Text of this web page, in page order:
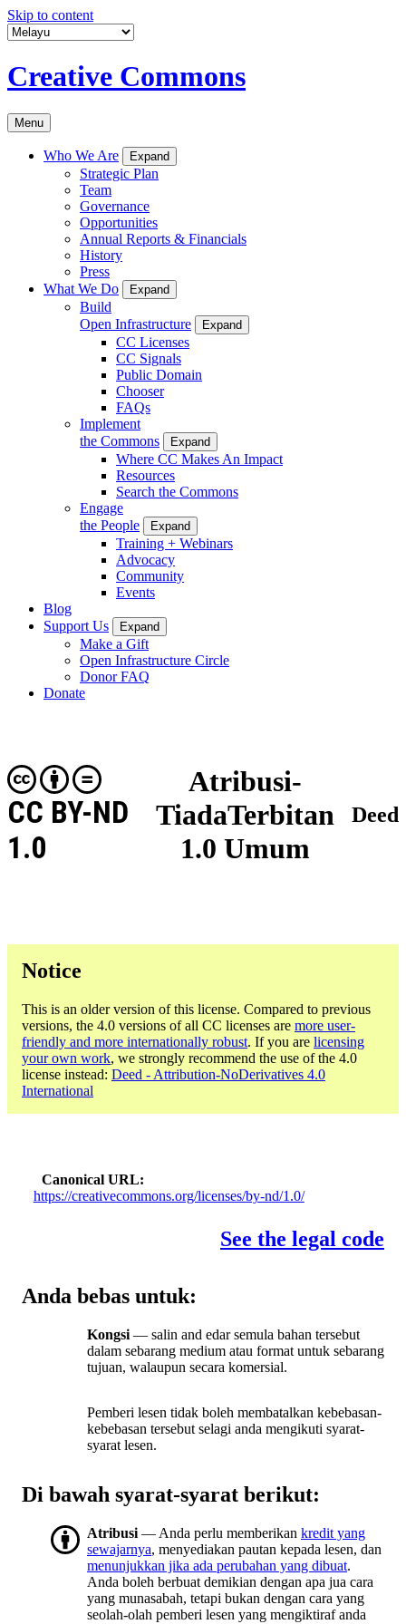
Skip to content
Creative Commons
Menu
Who We Are Expand
Strategic Plan
Team
Governance
Opportunities
Annual Reports & Financials
History
Press
What We Do
Expand
Build
Open Infrastructure
Expand
CC Licenses
CC Signals
Public Domain
Chooser
FAQs
Implement
the Commons
Expand
Where CC Makes An Impact
Resources
Search the Commons
Engage
the People
Expand
Training + Webinars
Advocacy
Community
Events
Blog
Support Us
Expand
Make a Gift
Open Infrastructure Circle
Donor FAQ
Donate
Atribusi-
TiadaTerbitan
1.0 Umum
CC BY-ND
1.0
Deed
Notice
This is an older version of this license. Compared to previous
versions, the 4.0 versions of all CC licenses are more user-
friendly and more internationally robust. If you are licensing
your own work, we strongly recommend the use of the 4.0
license instead: Deed - Attribution-NoDerivatives 4.0
International
Canonical URL
https://creativecommons.org/licenses/by-nd/1.0/
See the legal code
Anda bebas untuk:
Kongsi — salin and edar semula bahan tersebut
dalam sebarang medium atau format untuk sebarang
tujuan, walaupun secara komersial.
Pemberi lesen tidak boleh membatalkan kebebasan-
kebebasan tersebut selagi anda mengikuti syarat-
syarat lesen.
Di bawah syarat-syarat berikut:
Atribusi — Anda perlu memberikan kredit yang
sewajarnya, menyediakan pautan kepada lesen, dan
menunjukkan jika ada perubahan yang dibuat.
Anda boleh berbuat demikian dengan apa jua cara
yang munasabah, tetapi bukan dengan cara yang
seolah-olah pemberi lesen yang mengiktiraf anda